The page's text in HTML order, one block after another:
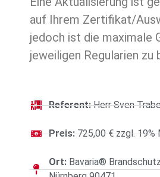
auf Ihrem Zertifikat/
jedoch ist die maximale
jeweiligen Regularien zu
Referent:Herr Sven
Preis:725,00 € zzgl.
Ort: Bavaria®